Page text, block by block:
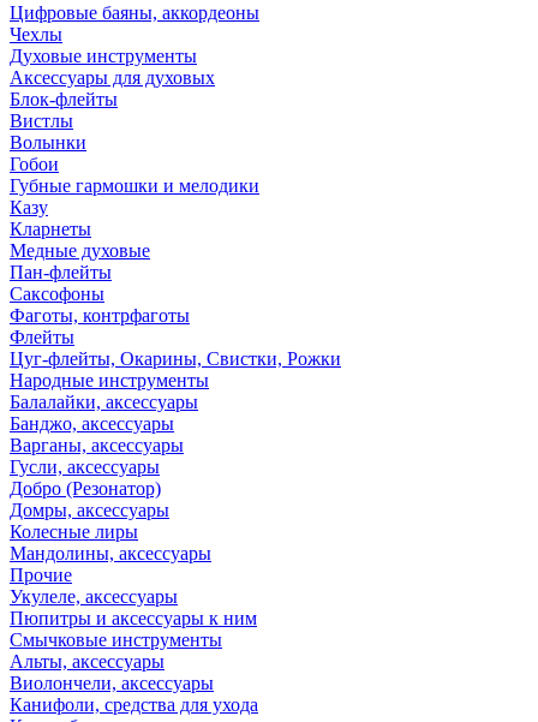
Цифровые баяны, аккордеоны
Чехлы
Духовые инструменты
Аксессуары для духовых
Блок-флейты
Вистлы
Волынки
Гобои
Губные гармошки и мелодики
Казу
Кларнеты
Медные духовые
Пан-флейты
Саксофоны
Фаготы, контрфаготы
Флейты
Цуг-флейты, Окарины, Свистки, Рожки
Народные инструменты
Балалайки, аксессуары
Банджо, аксессуары
Варганы, аксессуары
Гусли, аксессуары
Добро (Резонатор)
Домры, аксессуары
Колесные лиры
Мандолины, аксессуары
Прочие
Укулеле, аксессуары
Пюпитры и аксессуары к ним
Смычковые инструменты
Альты, аксессуары
Виолончели, аксессуары
Канифоли, средства для ухода